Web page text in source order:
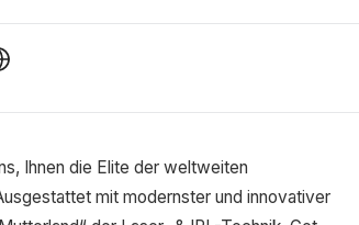
Ihnen die Elite der weltweiten
mit modernster und innovativer